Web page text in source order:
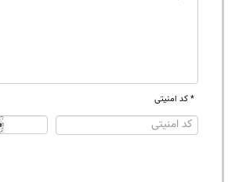
* کد امنیتی